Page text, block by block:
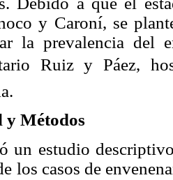
y Caroní, se
la prevalencia del
Ruiz y Páez,
Métodos
un estudio
los casos de